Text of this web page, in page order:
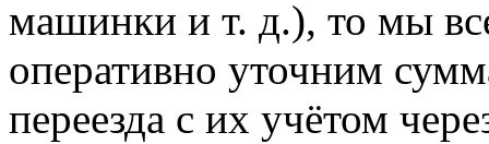
машинки и т. д.), то мы
оперативно уточним
переезда с их учётом